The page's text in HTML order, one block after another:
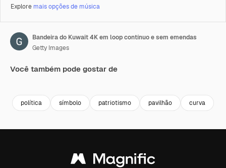
Explore mais opções de música
Bandeira do Kuwait 4K em loop contínuo e sem emendas
Getty Images
Você também pode gostar de
política símbolo patriotismo pavilhão curva